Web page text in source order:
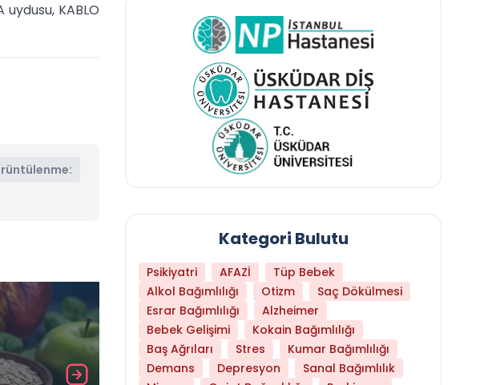
KABLO
Kategori Bulutu
Psikiyatri AFAZİ
Tüp Bebek
Alkol Bağımlılığı
Otizm
Saç Dökülmesi
Esrar Bağımlılığı
Alzheimer
Bebek Gelişimi
Kokain Bağımlılığı
Baş Ağrıları
Stres
Kumar Bağımlılığı
Demans
Depresyon
Sanal Bağımlılık